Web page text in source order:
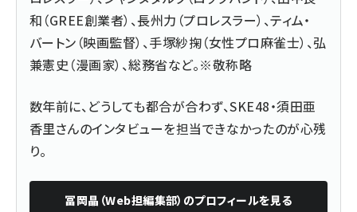
和（GREE創業者）、長州力（プロレスラー）、ティム・
バートン（映画監督）、手塚紗掬（女性プロ麻雀士）、弘
兼憲史（漫画家）、総務省など。※敬称略
数年前に、どうしても都合が合わず、SKE48・須田亜
香里さんのインタビューを担当できなかったのが心残
り。
冨岡晶（Web担編集部） のプロフィールを見る